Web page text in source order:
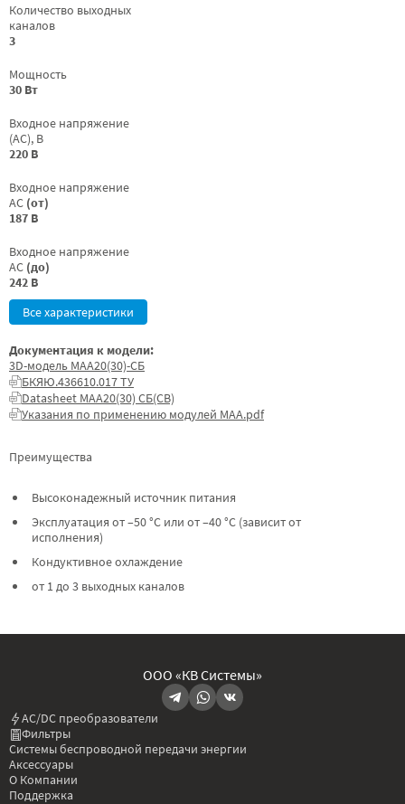
Количество выходных
каналов
3
Мощность
30 Вт
Входное напряжение
(AC), В
220 В
Входное напряжение
AC (от)
187 В
Входное напряжение
AC (до)
242 В
Все характеристики
Преимущества
Высоконадежный источник питания
Эксплуатация от –50 °C или от –40 °C (зависит от
исполнения)
Кондуктивное охлаждение
от 1 до 3 выходных каналов
Документация к модели:
3D-модель МАА20(30)-СБ
БКЯЮ.436610.017 ТУ
Datasheet МАА20(30) СБ(СВ)
Указания по применению модулей МАА.pdf
ООО «КВ Системы»
AC/DC преобразователи
Фильтры
Системы беспроводной передачи энергии
Аксессуары
О Компании
Поддержка